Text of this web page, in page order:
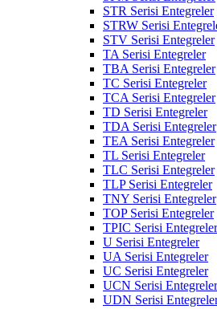
STR Serisi Entegreler
STRW Serisi
STV Serisi Entegreler
TA Serisi Entegreler
TBA Serisi Entegreler
TC Serisi Entegreler
TCA Serisi Entegreler
TD Serisi Entegreler
TDA Serisi Entegreler
TEA Serisi Entegreler
TL Serisi Entegreler
TLC Serisi Entegreler
TLP Serisi Entegreler
TNY Serisi Entegreler
TOP Serisi Entegreler
TPIC Serisi Entegreler
U Serisi Entegreler
UA Serisi Entegreler
UC Serisi Entegreler
UCN Serisi Entegreler
UDN Serisi